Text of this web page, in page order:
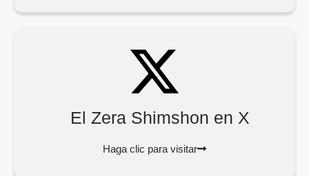
El Zera Shimshon en X
Haga clic para visitar